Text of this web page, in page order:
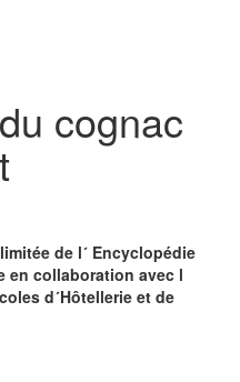
cognac
de l´ Encyclopédie
en collaboration avec l
d´Hôtellerie et de